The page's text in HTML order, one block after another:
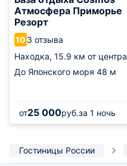
Атмосфера Приморье
Резорт
10 3 отзыва
Находка, 15.9 км от центра
До Японского моря 48 м
от25 000руб.за 1 ночь
Гостиницы России